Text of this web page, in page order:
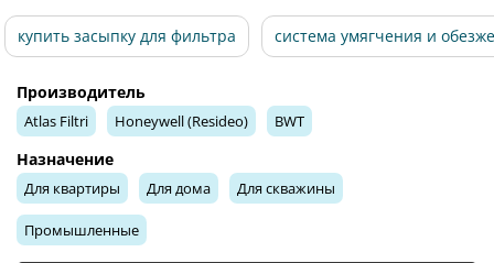
купить засыпку для фильтра система умягчения и
Производитель
Atlas Filtri Honeywell (Resideo) BWT
Назначение
Для квартиры Для дома Для скважины
Промышленные